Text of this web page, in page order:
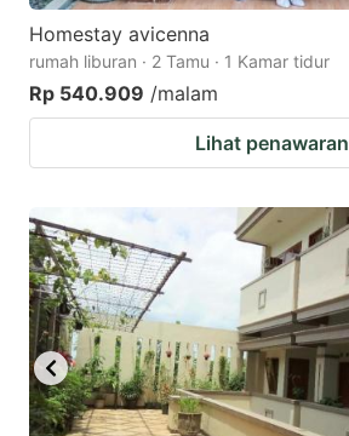
Homestay avicenna
rumah liburan · 2 Tamu · 1 Kamar tidur
Rp 540.909 /malam
Lihat penawaran